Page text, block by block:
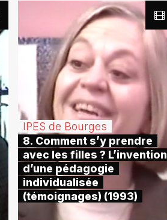
IPES de Bourges
8. Comment s’y prendre
avec les filles ? L’invention
d’une pédagogie
individualisée
(témoignages) (1993)